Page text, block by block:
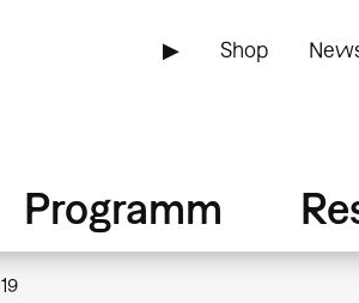
▶ Shop
Programm